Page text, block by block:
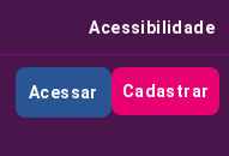
Acessibilidade
Acessar Cadastrar